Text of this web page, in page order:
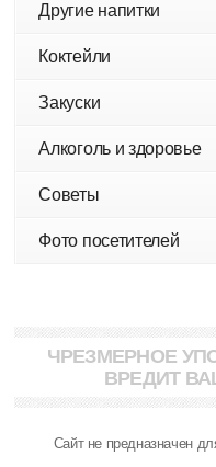
Другие напитки
Коктейли
Закуски
Алкоголь и здоровье
Советы
Фото посетителей
ЧРЕЗМЕРНОЕ
ВРЕДИТ
Сайт не предназначен